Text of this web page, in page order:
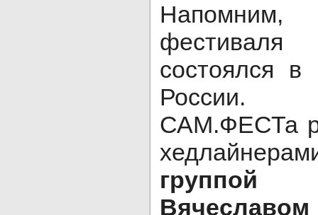
состоялся
России.
САМ.ФЕСТа